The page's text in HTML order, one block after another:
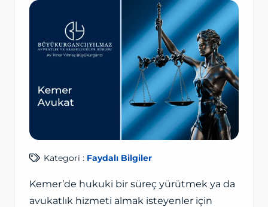
Kategori : Faydalı Bilgiler
Kemer’de hukuki bir süreç yürütmek ya da
avukatlık hizmeti almak isteyenler için